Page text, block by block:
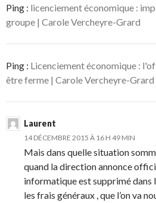
Ping : licenciement économique :
groupe | Carole Vercheyre-Grard
Ping : Licenciement économique :
être ferme | Carole Vercheyre-Grard
Laurent
14 DÉCEMBRE 2015 À 16 H 49 MIN
Mais dans quelle situation
quand la direction annonce
informatique est supprimé dans
les frais généraux , que l’on va